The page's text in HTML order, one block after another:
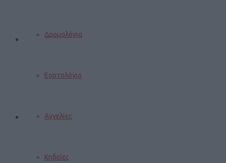
Δρομολόγια
Εορτολόγιο
Αγγελίες
Κηδείες